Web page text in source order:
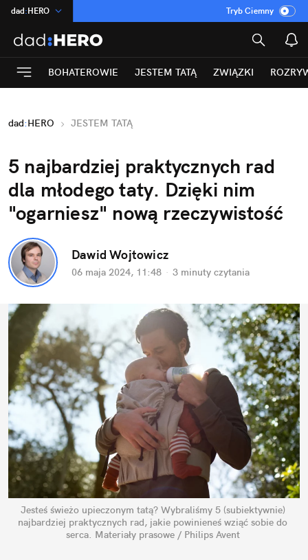
dad:HERO
:Temat
INN:Poland
ASZ:dziennik
Rozrywka
Tryb Ciemny
BOHATEROWIE JESTEM TATĄ ZWIĄZKI
dad:HERO JESTEM TATĄ
5 najbardziej praktycznych rad
dla młodego taty. Dzięki nim
"ogarniesz" nową rzeczywistość
Dawid Wojtowicz
06 maja 2024, 11:48 · 3 minuty czytania
Jesteś świeżo upieczonym tatą? Wybraliśmy 5 (subiektywnie)
najbardziej praktycznych rad, jakie powinieneś wziąć sobie do
serca. Materiały prasowe / Philips Avent